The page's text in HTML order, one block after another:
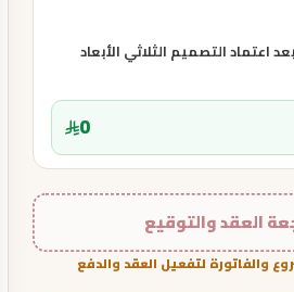
مقدم — و50% بعد اعتماد التصميم الثلاثي الأبعاد
0
العقد والتوقيع
والفاتورة لتفعيل العقد والدفع